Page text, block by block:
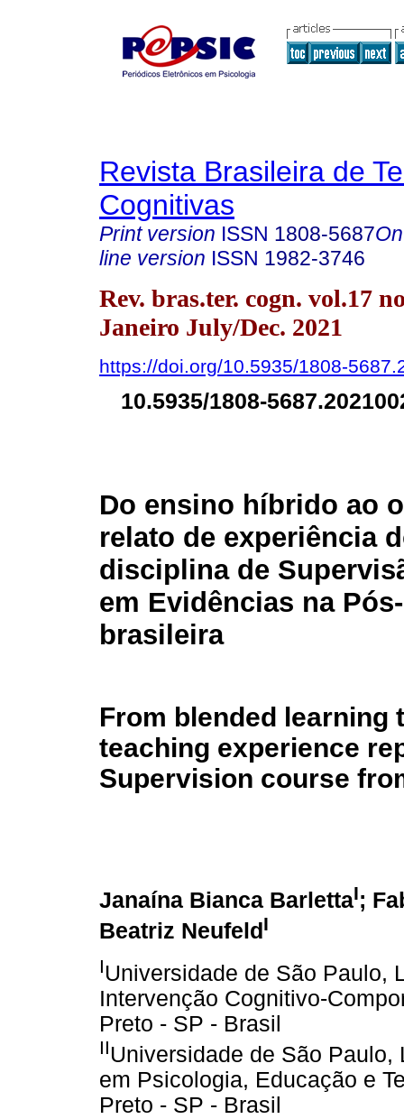
Revista Brasileira de
Cognitivas
Print version ISSN 1808-5687
line version ISSN 1982-3746
Rev. bras.ter. cogn. vol.17
Janeiro July/Dec. 2021
https://doi.org/10.5935/1808-
10.5935/1808-
Do ensino híbrido ao
relato de experiência
disciplina de
em Evidências na
brasileira
From blended
teaching experience
Supervision course
Janaína Bianca BarlettaI;
Beatriz NeufeldI
IUniversidade de São Paulo,
Intervenção Cognitivo-
Preto - SP - Brasil
IIUniversidade de São
em Psicologia, Educação e
Preto - SP - Brasil